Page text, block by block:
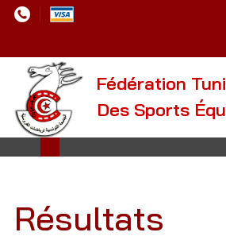
Fédération
Des Sports
Résultats